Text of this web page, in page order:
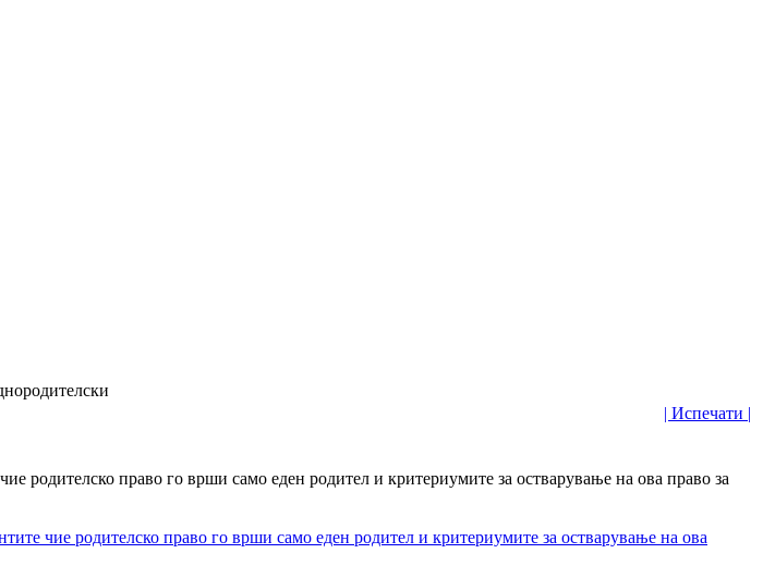
| Испечати |
родителско право го врши само еден родител и критериумите за остварување на ова право за
чие родителско право го врши само еден родител и критериумите за остварување на ова